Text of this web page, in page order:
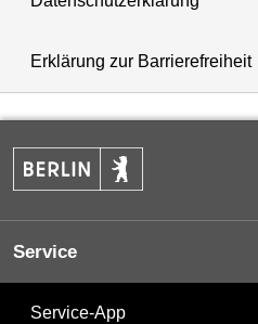
Erklärung zur Barrierefreiheit
Service
Service-App